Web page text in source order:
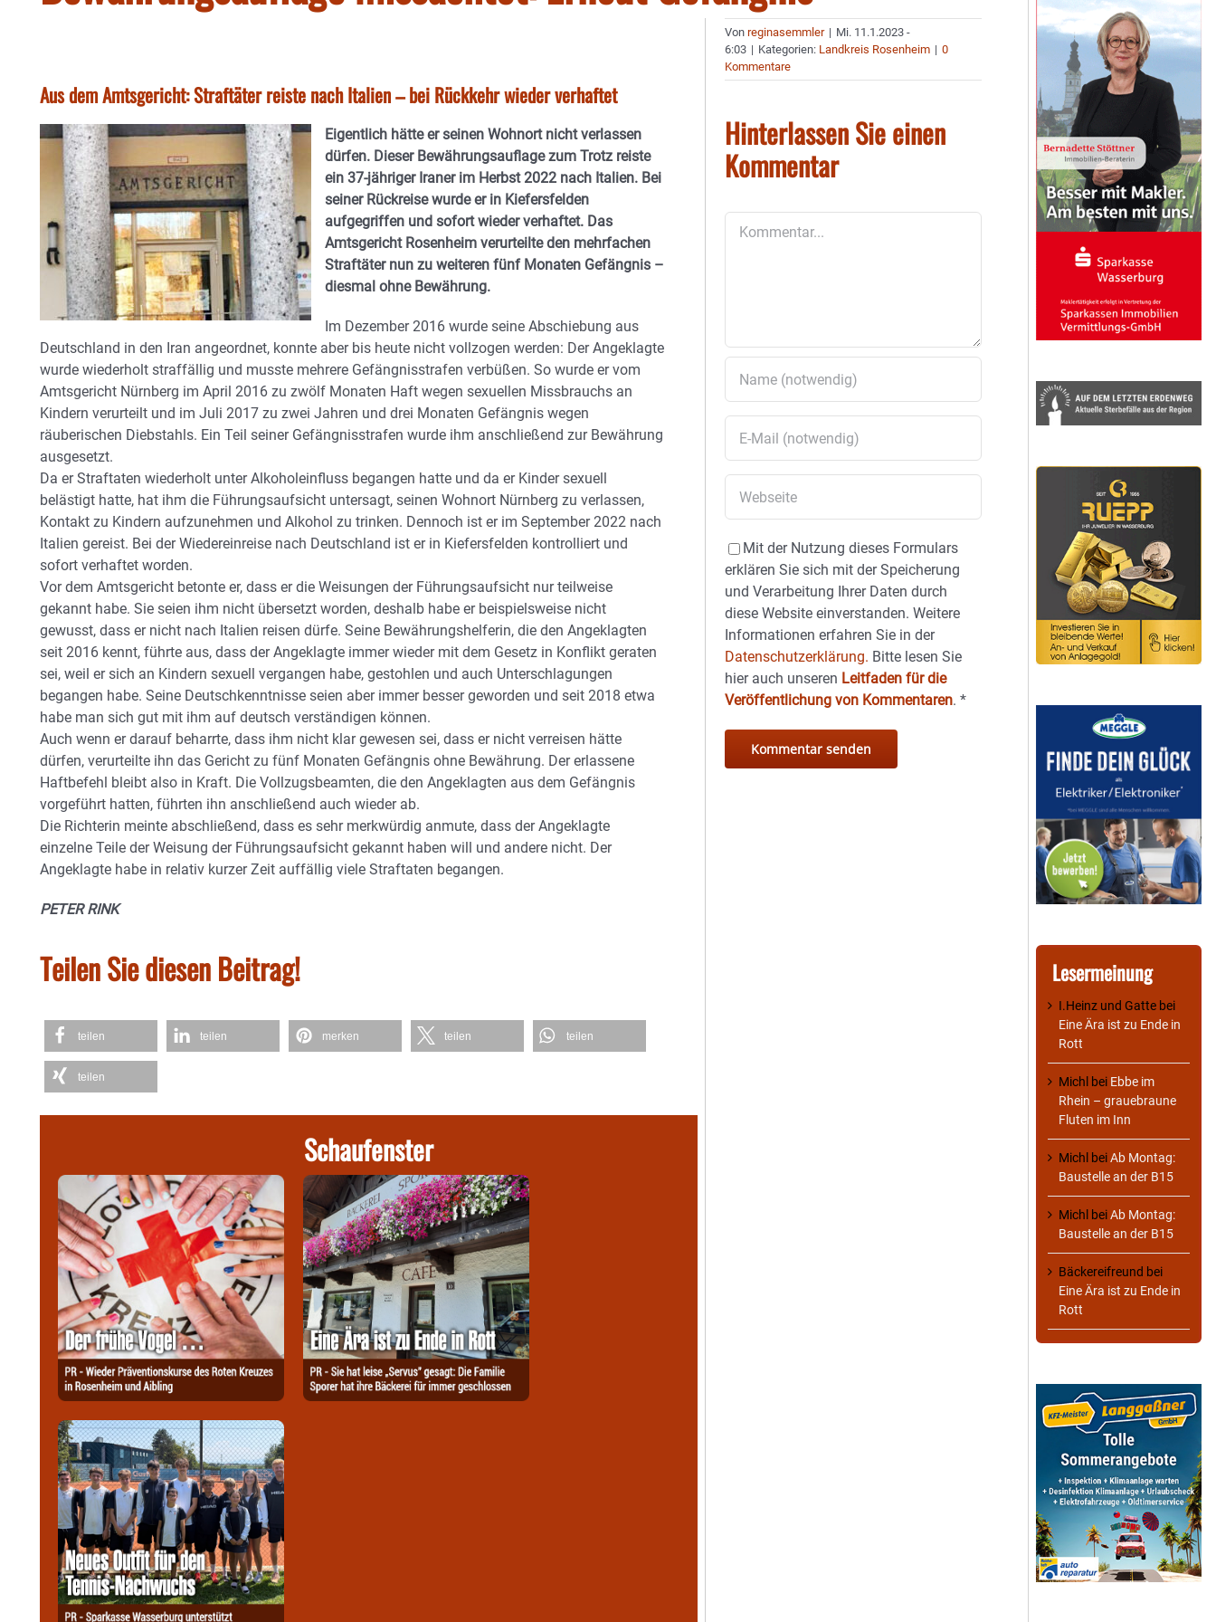
Aus dem Amtsgericht: Straftäter reiste nach Italien – bei Rückkehr wieder verhaftet
Eigentlich hätte er seinen Wohnort nicht verlassen
dürfen. Dieser Bewährungsauflage zum Trotz reiste
ein 37-jähriger Iraner im Herbst 2022 nach Italien. Bei
seiner Rückreise wurde er in Kiefersfelden
aufgegriffen und sofort wieder verhaftet. Das
Amtsgericht Rosenheim verurteilte den mehrfachen
Straftäter nun zu weiteren fünf Monaten Gefängnis –
diesmal ohne Bewährung.
Im Dezember 2016 wurde seine Abschiebung aus
Deutschland in den Iran angeordnet, konnte aber bis heute nicht vollzogen werden: Der Angeklagte
wurde wiederholt straffällig und musste mehrere Gefängnisstrafen verbüßen. So wurde er vom
Amtsgericht Nürnberg im April 2016 zu zwölf Monaten Haft wegen sexuellen Missbrauchs an
Kindern verurteilt und im Juli 2017 zu zwei Jahren und drei Monaten Gefängnis wegen
räuberischen Diebstahls. Ein Teil seiner Gefängnisstrafen wurde ihm anschließend zur Bewährung
ausgesetzt.
Da er Straftaten wiederholt unter Alkoholeinfluss begangen hatte und da er Kinder sexuell
belästigt hatte, hat ihm die Führungsaufsicht untersagt, seinen Wohnort Nürnberg zu verlassen,
Kontakt zu Kindern aufzunehmen und Alkohol zu trinken. Dennoch ist er im September 2022 nach
Italien gereist. Bei der Wiedereinreise nach Deutschland ist er in Kiefersfelden kontrolliert und
sofort verhaftet worden.
Vor dem Amtsgericht betonte er, dass er die Weisungen der Führungsaufsicht nur teilweise
gekannt habe. Sie seien ihm nicht übersetzt worden, deshalb habe er beispielsweise nicht
gewusst, dass er nicht nach Italien reisen dürfe. Seine Bewährungshelferin, die den Angeklagten
seit 2016 kennt, führte aus, dass der Angeklagte immer wieder mit dem Gesetz in Konflikt geraten
sei, weil er sich an Kindern sexuell vergangen habe, gestohlen und auch Unterschlagungen
begangen habe. Seine Deutschkenntnisse seien aber immer besser geworden und seit 2018 etwa
habe man sich gut mit ihm auf deutsch verständigen können.
Auch wenn er darauf beharrte, dass ihm nicht klar gewesen sei, dass er nicht verreisen hätte
dürfen, verurteilte ihn das Gericht zu fünf Monaten Gefängnis ohne Bewährung. Der erlassene
Haftbefehl bleibt also in Kraft. Die Vollzugsbeamten, die den Angeklagten aus dem Gefängnis
vorgeführt hatten, führten ihn anschließend auch wieder ab.
Die Richterin meinte abschließend, dass es sehr merkwürdig anmute, dass der Angeklagte
einzelne Teile der Weisung der Führungsaufsicht gekannt haben will und andere nicht. Der
Angeklagte habe in relativ kurzer Zeit auffällig viele Straftaten begangen.
PETER RINK
Teilen Sie diesen Beitrag!
teilen teilen merken teilen teilen
teilen
Schaufenster
Vonreginasemmler | Mi. 11.1.2023 -
6:03 | Kategorien: Landkreis Rosenheim | 0
Kommentare
Hinterlassen Sie einen
Kommentar
Mit der Nutzung dieses Formulars
erklären Sie sich mit der Speicherung
und Verarbeitung Ihrer Daten durch
diese Website einverstanden. Weitere
Informationen erfahren Sie in der
Datenschutzerklärung. Bitte lesen Sie
hier auch unseren Leitfaden für die
Veröffentlichung von Kommentaren.*
Lesermeinung
I.Heinz und Gatte bei
Eine Ära ist zu Ende in
Rott
Michl bei Ebbe im
Rhein – grauebraune
Fluten im Inn
Michl beiAb Montag:
Baustelle an der B15
Michl beiAb Montag:
Baustelle an der B15
Bäckereifreund bei
Eine Ära ist zu Ende in
Rott